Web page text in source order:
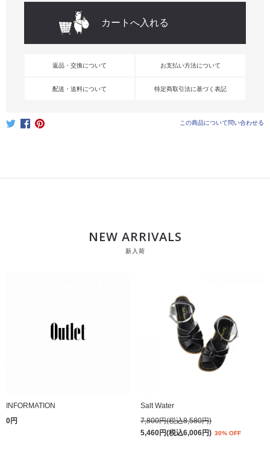
返品・交換について お支払い方法について
配送・送料について 特定商取引法に基づく表記
この商品について問い合わせる
NEW ARRIVALS
新入荷
INFORMATION
0円
Salt Water
7,800円(税込8,580円)
5,460円(税込6,006円) 30% OFF